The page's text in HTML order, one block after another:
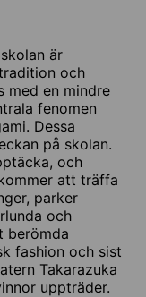
är
och
med en mindre
fenomen
Dessa
på skolan.
och
att träffa
parker
och
berömda
fashion och sist
Takarazuka
uppträder.